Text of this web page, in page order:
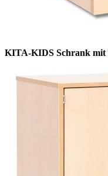
KITA-KIDS Schrank mit